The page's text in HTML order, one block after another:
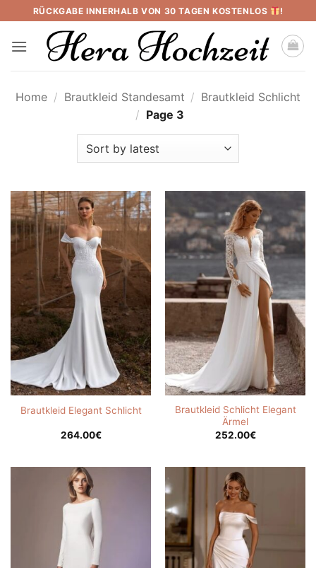
to
content
RÜCKGABE INNERHALB VON 30 TAGEN KOSTENLOS !
Home / Brautkleid Standesamt / Brautkleid Schlicht
/ Page 3
Brautkleid Elegant Schlicht
264.00€
Brautkleid Schlicht Elegant
Ärmel
252.00€